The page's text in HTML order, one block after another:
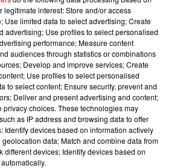
2026
au démarchage
: la préfecture de la
2026
LA UNE : incendie à La
mégaferme de
et succès...
legitimate interest: Store and/or access
Use limited data to select advertising; Create
advertising; Use profiles to select personalised
performance; Measure content
audiences through statistics or combinations
Develop and improve services; Create
Use profiles to select personalised
to select content; Ensure security, prevent and
Deliver and present advertising and content;
privacy choices. These technologies may
as IP address and browsing data to offer
Identify devices based on information actively
data; Match and combine data from
different devices; Identify devices based on